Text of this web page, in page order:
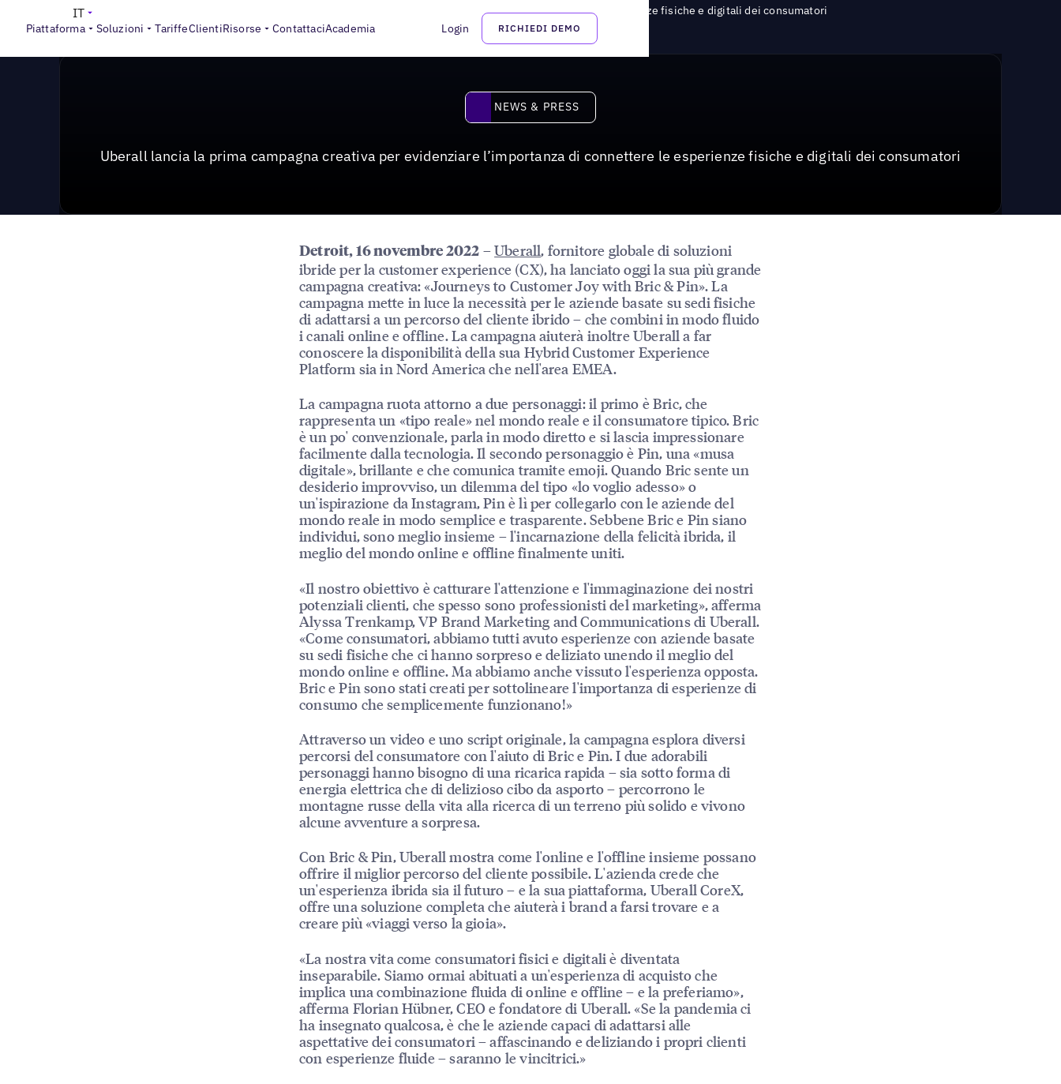
Piattaforma Soluzioni TariffeClientiRisorse ContattaciAcademia Login RICHIEDI DEMO
IT
News & Press Uberall lancia la prima campagna creativa per evidenziare l’importanza di connettere le esperienze fisiche e digitali dei consumatori
News & Press
NEWS & PRESS
Uberall lancia la prima campagna creativa per evidenziare l’importanza di connettere le esperienze fisiche e digitali dei consumatori
Detroit, 16 novembre 2022 –Uberall, fornitore globale di soluzioni
ibride per la customer experience (CX), ha lanciato oggi la sua più grande
campagna creativa: «Journeys to Customer Joy with Bric & Pin». La
campagna mette in luce la necessità per le aziende basate su sedi fisiche
di adattarsi a un percorso del cliente ibrido – che combini in modo fluido
i canali online e offline. La campagna aiuterà inoltre Uberall a far
conoscere la disponibilità della sua Hybrid Customer Experience
Platform sia in Nord America che nell'area EMEA.
La campagna ruota attorno a due personaggi: il primo è Bric, che
rappresenta un «tipo reale» nel mondo reale e il consumatore tipico. Bric
è un po' convenzionale, parla in modo diretto e si lascia impressionare
facilmente dalla tecnologia. Il secondo personaggio è Pin, una «musa
digitale», brillante e che comunica tramite emoji. Quando Bric sente un
desiderio improvviso, un dilemma del tipo «lo voglio adesso» o
un'ispirazione da Instagram, Pin è lì per collegarlo con le aziende del
mondo reale in modo semplice e trasparente. Sebbene Bric e Pin siano
individui, sono meglio insieme – l'incarnazione della felicità ibrida, il
meglio del mondo online e offline finalmente uniti.
«Il nostro obiettivo è catturare l'attenzione e l'immaginazione dei nostri
potenziali clienti, che spesso sono professionisti del marketing», afferma
Alyssa Trenkamp, VP Brand Marketing and Communications di Uberall.
«Come consumatori, abbiamo tutti avuto esperienze con aziende basate
su sedi fisiche che ci hanno sorpreso e deliziato unendo il meglio del
mondo online e offline. Ma abbiamo anche vissuto l'esperienza opposta.
Bric e Pin sono stati creati per sottolineare l'importanza di esperienze di
consumo che semplicemente funzionano!»
Attraverso un video e uno script originale, la campagna esplora diversi
percorsi del consumatore con l'aiuto di Bric e Pin. I due adorabili
personaggi hanno bisogno di una ricarica rapida – sia sotto forma di
energia elettrica che di delizioso cibo da asporto – percorrono le
montagne russe della vita alla ricerca di un terreno più solido e vivono
alcune avventure a sorpresa.
Con Bric & Pin, Uberall mostra come l'online e l'offline insieme possano
offrire il miglior percorso del cliente possibile. L'azienda crede che
un'esperienza ibrida sia il futuro – e la sua piattaforma, Uberall CoreX,
offre una soluzione completa che aiuterà i brand a farsi trovare e a
creare più «viaggi verso la gioia».
«La nostra vita come consumatori fisici e digitali è diventata
inseparabile. Siamo ormai abituati a un'esperienza di acquisto che
implica una combinazione fluida di online e offline – e la preferiamo»,
afferma Florian Hübner, CEO e fondatore di Uberall. «Se la pandemia ci
ha insegnato qualcosa, è che le aziende capaci di adattarsi alle
aspettative dei consumatori – affascinando e deliziando i propri clienti
con esperienze fluide – saranno le vincitrici.»